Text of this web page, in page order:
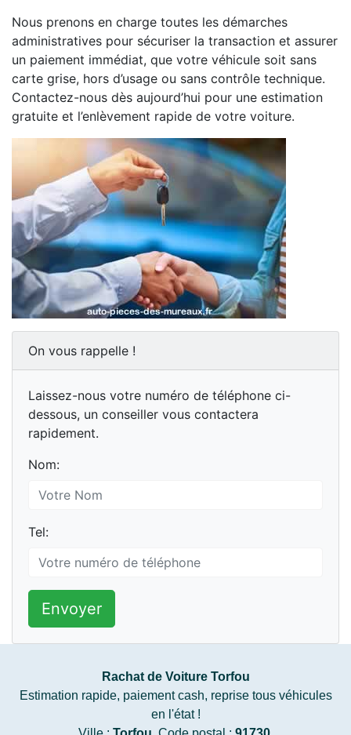
Nous prenons en charge toutes les démarches
administratives pour sécuriser la transaction et assurer
un paiement immédiat, que votre véhicule soit sans
carte grise, hors d’usage ou sans contrôle technique.
Contactez-nous dès aujourd’hui pour une estimation
gratuite et l’enlèvement rapide de votre voiture.
On vous rappelle !
Laissez-nous votre numéro de téléphone ci-
dessous, un conseiller vous contactera
rapidement.
Nom:
Tel:
Envoyer
Rachat de Voiture Torfou
Estimation rapide, paiement cash, reprise tous véhicules
en l'état !